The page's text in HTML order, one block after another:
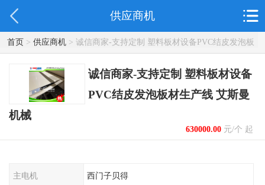
供应商机
首页> 供应商机> 诚信商家-支持定制 塑料板材设备PVC结皮发泡板
材生产线 艾斯曼机械
诚信商家-支持定制 塑料板材设备
PVC结皮发泡板材生产线 艾斯曼
机械
630000.00元/个 起
主电机 西门子贝得